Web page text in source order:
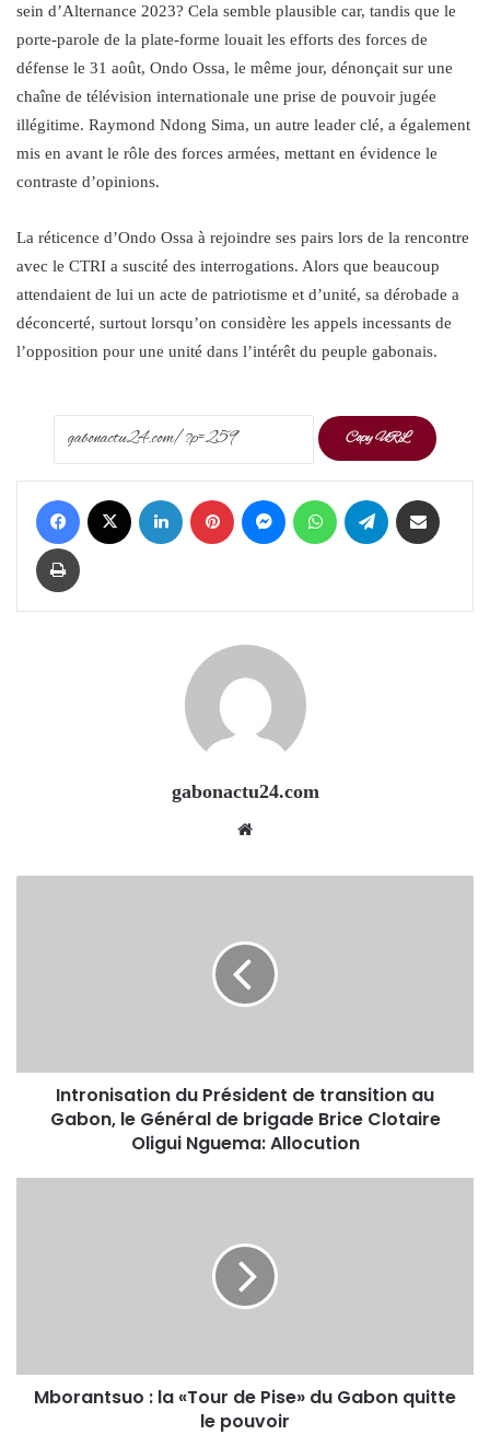
sein d’Alternance 2023? Cela semble plausible car, tandis que le
porte-parole de la plate-forme louait les efforts des forces de
défense le 31 août, Ondo Ossa, le même jour, dénonçait sur une
chaîne de télévision internationale une prise de pouvoir jugée
illégitime. Raymond Ndong Sima, un autre leader clé, a également
mis en avant le rôle des forces armées, mettant en évidence le
contraste d’opinions.
La réticence d’Ondo Ossa à rejoindre ses pairs lors de la rencontre
avec le CTRI a suscité des interrogations. Alors que beaucoup
attendaient de lui un acte de patriotisme et d’unité, sa dérobade a
déconcerté, surtout lorsqu’on considère les appels incessants de
l’opposition pour une unité dans l’intérêt du peuple gabonais.
Copy URL
Facebook LinkedIn Pinterest Messenger WhatsApp Telegram
Print
gabonactu24.com
Intronisation du Président de transition au
Gabon, le Général de brigade Brice Clotaire
Oligui Nguema: Allocution
Mborantsuo : la «Tour de Pise» du Gabon quitte
le pouvoir